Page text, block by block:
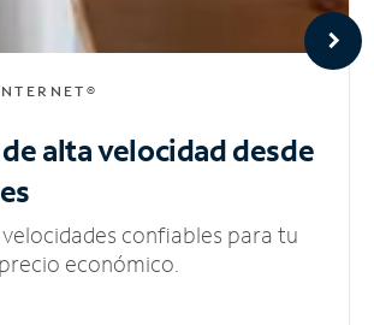
alta velocidaddesde
confiables para tu
económico.